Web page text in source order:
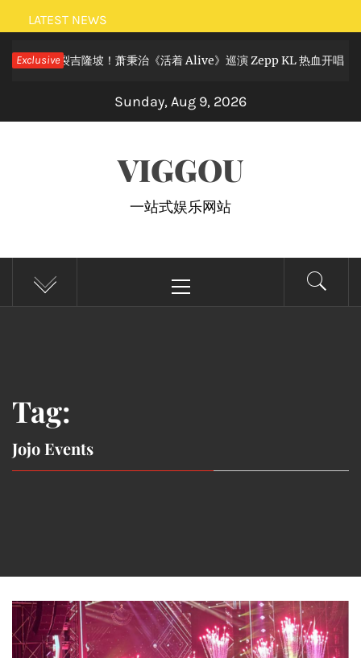
Skip
to
content
LATEST NEWS
Exclusive
滚狂欢炸裂吉隆坡！萧秉治《活着 Alive》巡演 Zepp KL 热血开唱
Sunday, Aug 9, 2026
VIGGOU
一站式娱乐网站
Menu
Tag:
Jojo Events